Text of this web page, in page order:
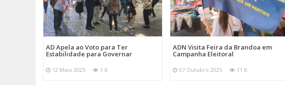
AD Apela ao Voto para Ter
Estabilidade para Governar
12 Maio 2025 1 K
ADN Visita Feira da Brandoa em
Campanha Eleitoral
07 Outubro 2025 11 K